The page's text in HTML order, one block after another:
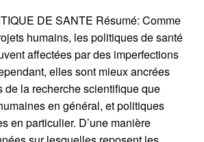
DE SANTE Résumé: Comme
humains, les politiques de santé
affectées par des imperfections
elles sont mieux ancrées
de la recherche scientifique que
en général, et politiques
en particulier. D’une manière